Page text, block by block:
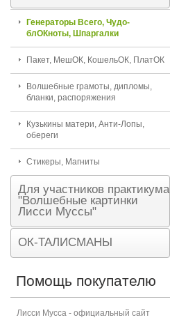
Генераторы Всего, Чудо-
блОКноты, Шпаргалки
Пакет, МешОК, КошельОК, ПлатОК
Волшебные грамоты, дипломы,
бланки, распоряжения
Кузькины матери, Анти-Лопы,
обереги
Стикеры, Магниты
Для участников практикума
"Волшебные картинки
Лисси Муссы"
ОК-ТАЛИСМАНЫ
Помощь покупателю
Лисси Мусса - официальный сайт